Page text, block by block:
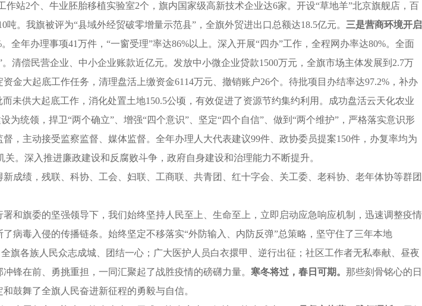
站2个、牛业胚胎移植实验室2个，旗内国家级高新技术企业达6家。 开设“草地羊”北京旗舰店，百
。我旗被评为“县域外经贸破零增量示范县”，全旗外贸进出口总额达18.5亿元。 三是营商环境开启
全年办理事项41万件，“一窗受理”率达86%以上。深入开展“四办”工作，全程网办率达80%。全面
清偿民营企业、中小企业账款近亿元。发放中小微企业贷款1500万元，全旗市场主体发展到2.7万
资金大起底工作任务，清理盘活上缴资金6114万元、撤销账户26个。待批项目办结率达97.2%，补办
未供大起底工作，消化处置土地150.5公顷，有效促进了资源节约集约利用。成功盘活云天化农业
为统领，捍卫“两个确立”、增强“四个意识”、坚定“四个自信”、做到“两个维护” ，严格落实意识形
，主动接受监察监督、媒体监督。全年办理人大代表建议99件、政协委员提案150件，办复率均为
。深入推进廉政建设和反腐败斗争，政府自身建设和治理能力不断提升。
成绩，残联、科协、工会、妇联、工商联、共青团、红十字会、关工委、老科协、老年体协等群团
和旗委的坚强领导下，我们始终坚持人民至上、生命至上，立即启动应急响应机制，迅速调整疫情
病毒入侵的传播链条。始终坚定不移落实“外防输入、内防反弹”总策略， 坚守住了三年本地
旗各族人民众志成城、团结一心；广大医护人员白衣擐甲、逆行出征；社区工作者无私奉献、昼夜
锋在前、勇挑重担，一同汇聚起了战胜疫情的磅礴力量。 寒冬将过，春日可期。 那些刻骨铭心的日
鼓舞了全旗人民奋进新征程的勇毅与自信。